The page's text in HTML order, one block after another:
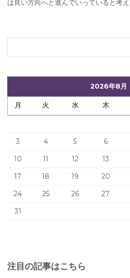
は良い方向へと進んでいっていると考え
2026年8月
月 火 水 木
3
4 5 6
10
11 12 13
17
18 19 20
24
25 26 27
31
注目の記事はこちら